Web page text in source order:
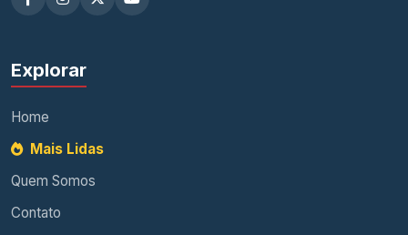
Explorar
Home
Mais Lidas
Quem Somos
Contato